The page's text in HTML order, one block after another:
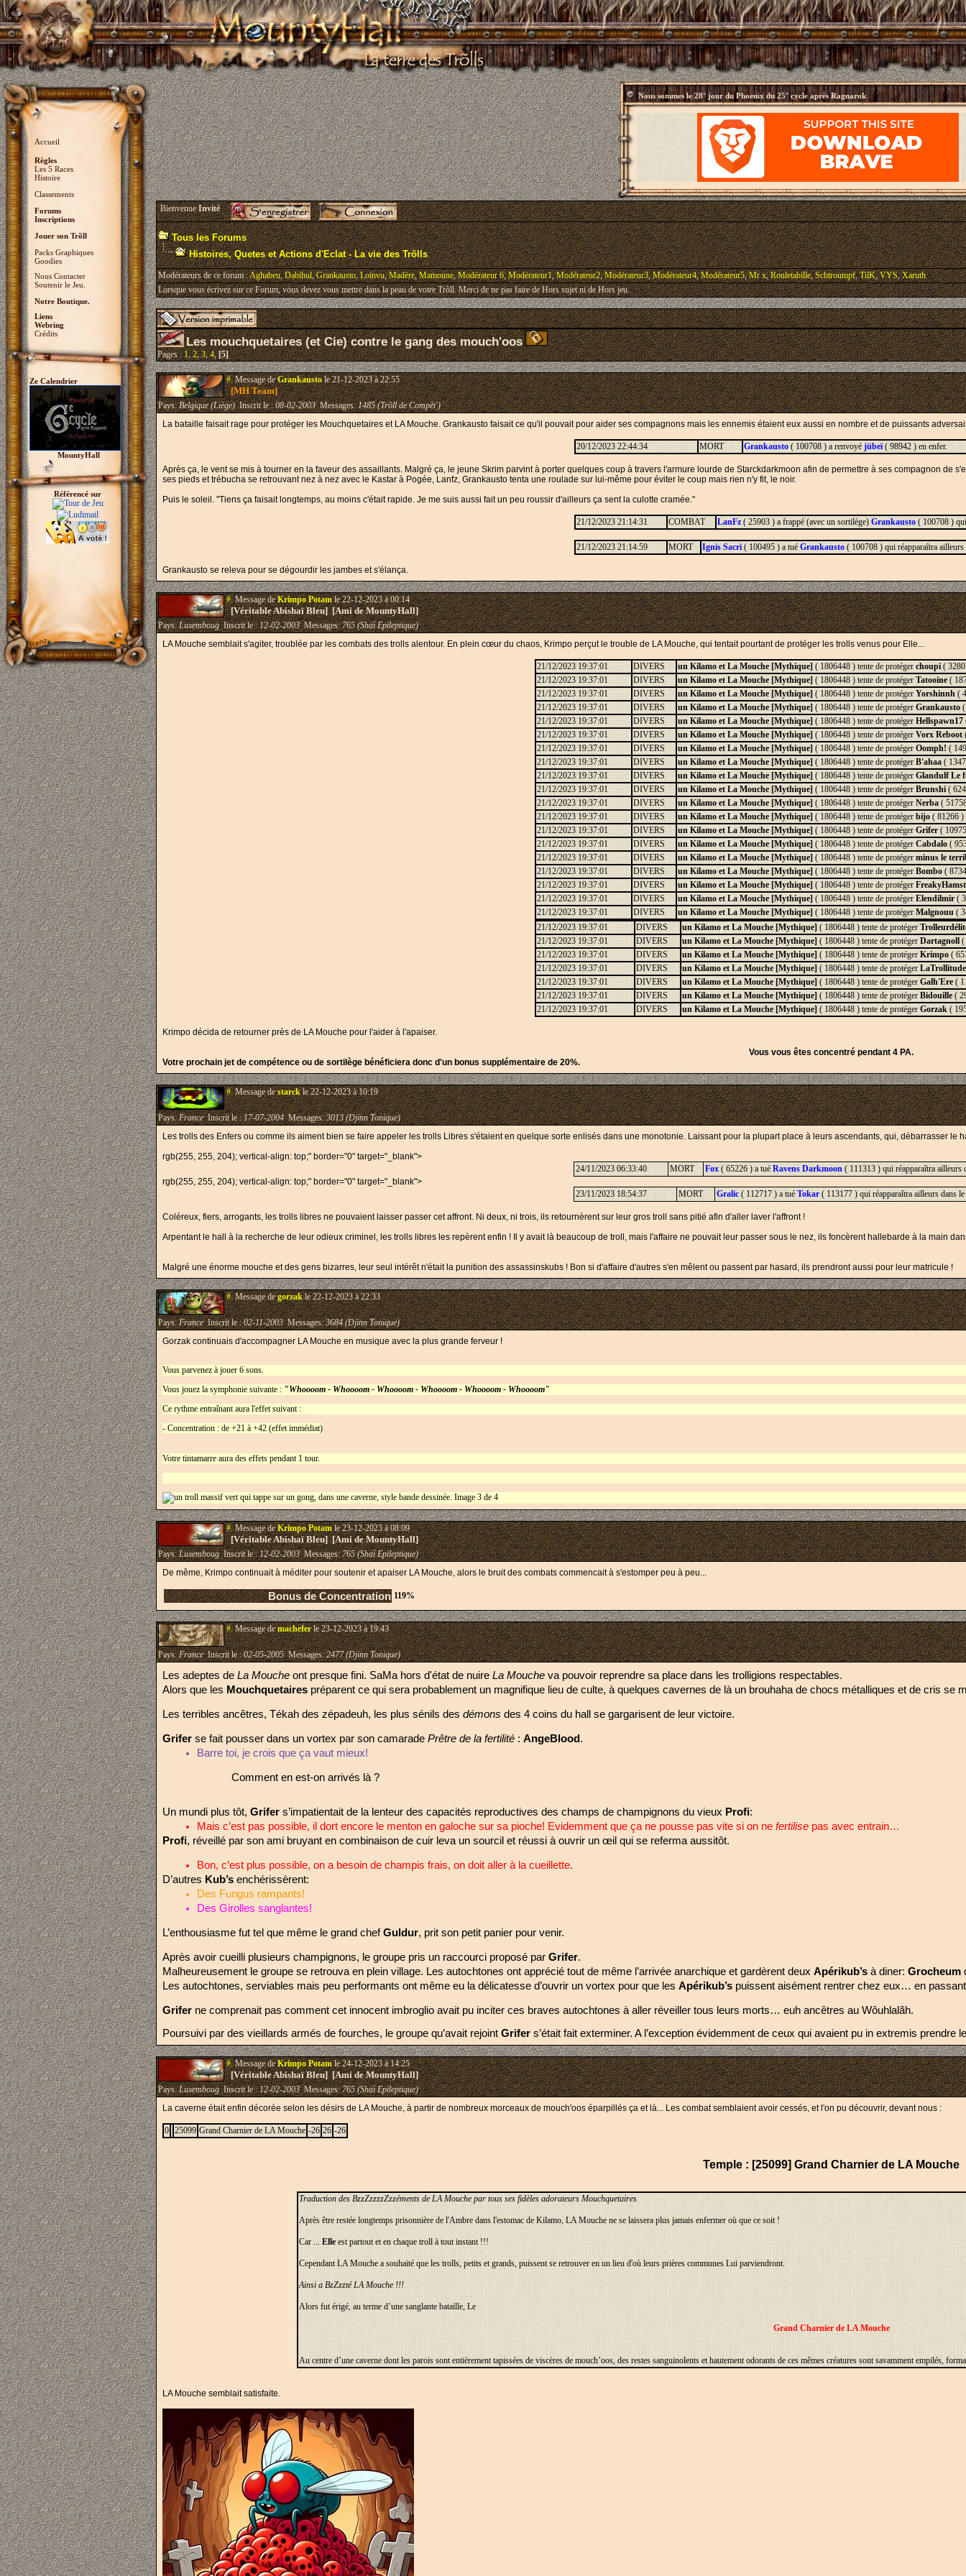
Accueil
Règles
Les 5 Races
Histoire
Classements
Forums
Inscriptions
Jouer son Trõll
Packs Graphiques
Goodies
Nous Contacter
Soutenir le Jeu.
Notre Boutique.
Liens
Webring
Crédits
Ze Calendrier
MountyHall
Référencé sur
Nous sommes le28° jour du Phoenix du 25° cycle après Ragnarok
BienvenueInvité
Tous les Forums
Histoires, Quetes et Actions d'Eclat - La vie des Trõlls
Modérateurs de ce forum :Aghabeu,Dabihul,Grankausto,Loinvu,Madère,Mamoune,Modérateur 6,Modérateur1,Modérateur2,Modérateur3,Modérateur4,Modérateur5,Mr x,Rouletabille,Schtroumpf,TilK,VYS,Xaruth
Lorsque vous écrivez sur ce Forum, vous devez vous mettre dans la peau de votre Trõll. Merci de ne pas faire de Hors sujet ni de Hors jeu.
Les mouchquetaires (et Cie) contre le gang des mouch'oos
Pages :1,2,3,4,[5]
#.Message deGrankaustole 21-12-2023 à 22:55
[MH Team]
Pays:Belgique (Liège)Inscrit le :08-02-2003Messages:1485 (Trõll de Compèt')
La bataille faisait rage pour protéger les Mouchquetaires et LA Mouche. Grankausto faisait ce qu'il pouvait pour aider ses compagnons mais les ennemis étaient eux aussi en nombre et de puissants
20/12/2023 22:44:34 MORT Grankausto ( 100708 ) a renvoyé jübeï( 98942 ) en enfer.
Après ça, le vent se mis à tourner en la faveur des assaillants. Malgré ça, le jeune Skrim parvint à porter quelques coup à travers l'armure lourde de Starckdarkmoon afin de permettre à ses compagnon
ses pieds et trébucha se retrouvant nez à nez avec le Kastar à Pogée, Lanfz, Grankausto tenta une roulade sur lui-même pour éviter le coup mais rien n'y fit, le noir.
Puis le soleil. "Tiens ça faisait longtemps, au moins c'était rapide. Je me suis aussi fait un peu roussir d'ailleurs ça sent la culotte cramée."
21/12/2023 21:14:31 COMBAT LanFz ( 25903 ) a frappé (avec un sortilège) Grankausto ( 100708 )
21/12/2023 21:14:59 MORT Ignis Sacri ( 100495 ) a tué Grankausto ( 100708 ) qui réapparaîtra
Grankausto se releva pour se dégourdir les jambes et s'élança.
#.Message deKrimpo Potamle 22-12-2023 à 00:14
[Véritable Abishaï Bleu] [Ami de MountyHall]
Pays:LuxembougInscrit le :12-02-2003Messages:765 (Shaï Epileptique)
LA Mouche semblait s'agiter, troublée par les combats des trolls alentour. En plein cœur du chaos, Krimpo perçut le trouble de LA Mouche, qui tentait pourtant de protéger les trolls venus pour Elle...
21/12/2023 19:37:01 DIVERS un Kilamo et La Mouche [Mythique] ( 1806448 ) tente de protéger choupi (
21/12/2023 19:37:01
DIVERS un Kilamo et La Mouche [Mythique] ( 1806448 ) tente de protéger Tatooine (
21/12/2023 19:37:01
DIVERS un Kilamo et La Mouche [Mythique] ( 1806448 ) tente de protéger Yorshinnh (
21/12/2023 19:37:01
DIVERS un Kilamo et La Mouche [Mythique] ( 1806448 ) tente de protéger Grankausto
21/12/2023 19:37:01
DIVERS un Kilamo et La Mouche [Mythique] ( 1806448 ) tente de protéger Hellspawn17
21/12/2023 19:37:01
DIVERS un Kilamo et La Mouche [Mythique] ( 1806448 ) tente de protéger Vorx Reboot
21/12/2023 19:37:01
DIVERS un Kilamo et La Mouche [Mythique] ( 1806448 ) tente de protéger Oomph! (
21/12/2023 19:37:01
DIVERS un Kilamo et La Mouche [Mythique] ( 1806448 ) tente de protéger B'ahaa (
21/12/2023 19:37:01
DIVERS un Kilamo et La Mouche [Mythique] ( 1806448 ) tente de protéger Glandulf Le
21/12/2023 19:37:01
DIVERS un Kilamo et La Mouche [Mythique] ( 1806448 ) tente de protéger Brunshi (
21/12/2023 19:37:01
DIVERS un Kilamo et La Mouche [Mythique] ( 1806448 ) tente de protéger Nerba (
21/12/2023 19:37:01
DIVERS un Kilamo et La Mouche [Mythique] ( 1806448 ) tente de protéger bijo ( 81266 )
21/12/2023 19:37:01
DIVERS un Kilamo et La Mouche [Mythique] ( 1806448 ) tente de protéger Grifer (
21/12/2023 19:37:01
DIVERS un Kilamo et La Mouche [Mythique] ( 1806448 ) tente de protéger Cabdalo (
21/12/2023 19:37:01
DIVERS un Kilamo et La Mouche [Mythique] ( 1806448 ) tente de protéger minus le
21/12/2023 19:37:01
DIVERS un Kilamo et La Mouche [Mythique] ( 1806448 ) tente de protéger Bombo (
21/12/2023 19:37:01
DIVERS un Kilamo et La Mouche [Mythique] ( 1806448 ) tente de protéger
21/12/2023 19:37:01
DIVERS un Kilamo et La Mouche [Mythique] ( 1806448 ) tente de protéger Elendilmir (
21/12/2023 19:37:01
DIVERS un Kilamo et La Mouche [Mythique] ( 1806448 ) tente de protéger Malgnouu (
21/12/2023 19:37:01
DIVERS un Kilamo et La Mouche [Mythique] ( 1806448 ) tente de protéger
21/12/2023 19:37:01
DIVERS un Kilamo et La Mouche [Mythique] ( 1806448 ) tente de protéger Dartagnoll (
21/12/2023 19:37:01
DIVERS un Kilamo et La Mouche [Mythique] ( 1806448 ) tente de protéger Krimpo (
21/12/2023 19:37:01
DIVERS un Kilamo et La Mouche [Mythique] ( 1806448 ) tente de protéger LaTrollitude
21/12/2023 19:37:01
DIVERS un Kilamo et La Mouche [Mythique] ( 1806448 ) tente de protéger Galh'Ere (
21/12/2023 19:37:01
DIVERS un Kilamo et La Mouche [Mythique] ( 1806448 ) tente de protéger Bidouille (
21/12/2023 19:37:01
DIVERS un Kilamo et La Mouche [Mythique] ( 1806448 ) tente de protéger Gorzak (
Krimpo décida de retourner près de LA Mouche pour l'aider à l'apaiser.
Vous vous êtes concentré pendant 4 PA.
Votre prochain jet de compétence ou de sortilège bénéficiera donc d'un bonus supplémentaire de 20%.
#.Message destarckle 22-12-2023 à 10:19
Pays:FranceInscrit le :17-07-2004Messages:3013 (Djinn Tonique)
Les trolls des Enfers ou comme ils aiment bien se faire appeler les trolls Libres s'étaient en quelque sorte enlisés dans une monotonie. Laissant pour la plupart place à leurs ascendants, qui, débarrasser
rgb(255, 255, 204); vertical-align: top;" border="0" target="_blank">
24/11/2023 06:33:40
MORT Fox( 65226 ) a tué Ravens Darkmoon( 111313 ) qui réapparaîtra ailleurs
rgb(255, 255, 204); vertical-align: top;" border="0" target="_blank">
23/11/2023 18:54:37
MORT Gralic( 112717 ) a tué Tokar( 113177 ) qui réapparaîtra ailleurs dans
Coléreux, fiers, arrogants, les trolls libres ne pouvaient laisser passer cet affront. Ni deux, ni trois, ils retournèrent sur leur gros troll sans pitié afin d'aller laver l'affront !
Arpentant le hall à la recherche de leur odieux criminel, les trolls libres les repèrent enfin ! Il y avait là beaucoup de troll, mais l'affaire ne pouvait leur passer sous le nez, ils foncèrent hallebarde à la main
Malgré une énorme mouche et des gens bizarres, leur seul intérêt n'était la punition des assassinskubs ! Bon si d'affaire d'autres s'en mêlent ou passent par hasard, ils prendront aussi pour leur matricule !
#.Message degorzakle 22-12-2023 à 22:33
Pays:FranceInscrit le :02-11-2003Messages:3684 (Djinn Tonique)
Gorzak continuais d'accompagner LA Mouche en musique avec la plus grande ferveur !
Vous parvenez à jouer 6 sons.
Vous jouez la symphonie suivante : "Whoooom - Whoooom - Whoooom - Whoooom - Whoooom - Whoooom"
Ce rythme entraînant aura l'effet suivant :
- Concentration : de +21 à +42 (effet immédiat)
Votre tintamarre aura des effets pendant 1 tour.
#.Message deKrimpo Potamle 23-12-2023 à 08:09
[Véritable Abishaï Bleu] [Ami de MountyHall]
Pays:LuxembougInscrit le :12-02-2003Messages:765 (Shaï Epileptique)
De même, Krimpo continuait à méditer pour soutenir et apaiser LA Mouche, alors le bruit des combats commencait à s'estomper peu à peu...
Bonus de Concentration 119%
#.Message demacheferle 23-12-2023 à 19:43
Pays:FranceInscrit le :02-05-2005Messages:2477 (Djinn Tonique)
Les adeptes de La Mouche ont presque fini. SaMa hors d'état de nuire La Mouche va pouvoir reprendre sa place dans les trolligions respectables.
Alors que les Mouchquetaires préparent ce qui sera probablement un magnifique lieu de culte, à quelques cavernes de là un brouhaha de chocs métalliques et de cris se
Les terribles ancêtres, Tékah des zépadeuh, les plus sénils des démons des 4 coins du hall se gargarisent de leur victoire.
Grifer se fait pousser dans un vortex par son camarade Prêtre de la fertilité : AngeBlood .
Barre toi, je crois que ça vaut mieux!
Comment en est-on arrivés là ?
Un mundi plus tôt, Grifer s’impatientait de la lenteur des capacités reproductives des champs de champignons du vieux Profi:
Mais c’est pas possible, il dort encore le menton en galoche sur sa pioche! Evidemment que ça ne pousse pas vite si on ne fertilise pas avec entrain…
Profi, réveillé par son ami bruyant en combinaison de cuir leva un sourcil et réussi à ouvrir un œil qui se referma aussitôt.
Bon, c’est plus possible, on a besoin de champis frais, on doit aller à la cueillette.
D’autres Kub’s enchérissèrent:
Des Fungus rampants!
Des Girolles sanglantes!
L’enthousiasme fut tel que même le grand chef Guldur, prit son petit panier pour venir.
Après avoir cueilli plusieurs champignons, le groupe pris un raccourci proposé par Grifer.
Malheureusement le groupe se retrouva en plein village. Les autochtones ont apprécié tout de même l’arrivée anarchique et gardèrent deux Apérikub’s à diner: Grocheum
Les autochtones, serviables mais peu performants ont même eu la délicatesse d’ouvrir un vortex pour que les Apérikub’s puissent aisément rentrer chez eux… en
Grifer ne comprenait pas comment cet innocent imbroglio avait pu inciter ces braves autochtones à aller réveiller tous leurs morts… euh ancêtres au Wôuhlalãh.
Poursuivi par des vieillards armés de fourches, le groupe qu’avait rejoint Grifer s’était fait exterminer. A l’exception évidemment de ceux qui avaient pu in extremis prendre
#.Message deKrimpo Potamle 24-12-2023 à 14:25
[Véritable Abishaï Bleu] [Ami de MountyHall]
Pays:LuxembougInscrit le :12-02-2003Messages:765 (Shaï Epileptique)
La caverne était enfin décorée selon les désirs de LA Mouche, à partir de nombreux morceaux de mouch'oos éparpillés ça et là... Les combat semblaient avoir cessés, et l'on pu découvrir, devant nous :
0 25099 Grand Charnier de LA Mouche -26 26 -26
Temple : [25099] Grand Charnier de LA Mouche
Traduction des BzzZzzzzZzzéments de LA Mouche par tous ses fidèles adorateurs Mouchquetaires
Après être restée longtemps prisonnière de l'Ambre dans l'estomac de Kilamo, LA Mouche ne se laissera plus jamais enfermer où que ce soit !
Car ... Elleest partout et en chaque troll à tout instant !!!
Cependant LA Mouche a souhaité que les trolls, petits et grands, puissent se retrouver en un lieu d'où leurs prières communes Lui parviendront.
Ainsi a BzZzzté LA Mouche !!!
Alors fut érigé, au terme d’une sanglante bataille, Le
Grand Charnier de LA Mouche
Au centre d’une caverne dont les parois sont entièrement tapissées de viscères de mouch’oos, des restes sanguinolents et hautement odorants de ces mêmes créatures sont savamment empilés,
LA Mouche semblait satisfaite.